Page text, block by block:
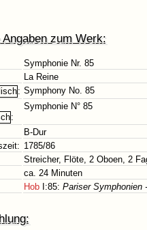
zum Werk:
Symphonie Nr. 85
La Reine
: Symphony No. 85
:
Symphonie N° 85
B-Dur
1785/86
Streicher, Flöte, 2 Oboen, 2
ca. 24 Minuten
Hob I:85: Pariser Symphonien